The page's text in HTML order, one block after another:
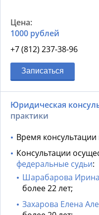
1000 рублей
+7 (812) 237-38-96
Записаться
Юридическая
практики
Время
Консультации
федеральные судьи:
Шарабарова
более 22 лет;
Захарова Елена